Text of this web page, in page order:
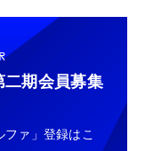
二期会員募集
ァ」登録はこ